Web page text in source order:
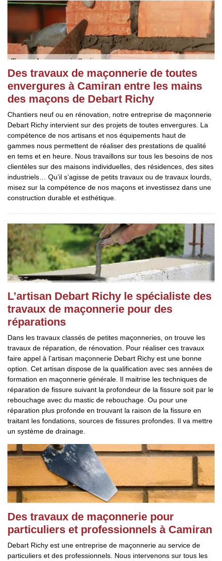
Des travaux de maçonnerie de toutes
envergures à Camiran entre les mains
des maçons de Debart Richy
Chantiers neuf ou en rénovation, notre entreprise de maçonnerie
Debart Richy intervient sur des projets de toutes envergures. La
compétence de nos artisans et nos équipements haut de
gammes nous permettent de réaliser des prestations de qualité
en tems et en heure. Nous travaillons sur tous les besoins de nos
clientèles sur des maisons individuelles, des résidences, des sites
industriels… Qu’il s’agisse de petits travaux ou de travaux lourds,
misez sur la compétence de nos maçons et investissez dans une
construction durable et esthétique.
L’artisan Debart Richy le spécialiste des
travaux de maçonnerie pour des
réparations
Dans les travaux classés de petites maçonneries, on trouve les
travaux de réparation, de rénovation. Pour réaliser ces travaux
faire appel à l’artisan maçonnerie Debart Richy est une bonne
option. Cet artisan dispose de la qualification avec ses années de
formation en maçonnerie générale. Il maitrise les techniques de
réparation de fissure suivant la profondeur de la fissure soit par le
rebouchage avec du mastic de rebouchage. Ou pour une
réparation plus profonde en trouvant la raison de la fissure en
traitant les fondations, sources de fissures profondes. Il va mettre
un système de drainage.
Des travaux de maçonnerie pour
particuliers et professionnels à Camiran
Debart Richy est une entreprise de maçonnerie au service de
particuliers et des professionnels. Nous intervenons sur tous les